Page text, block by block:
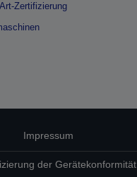
Zertifizierung
Impressum
der Gerätekonformität